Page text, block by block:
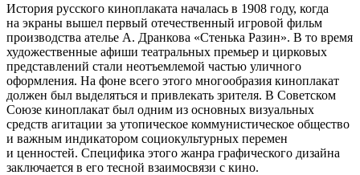
История русского киноплаката началась в 1908 году, когда
на экраны вышел первый отечественный игровой фильм
производства ателье А. Дранкова «Стенька Разин». В то время
художественные афиши театральных премьер и цирковых
представлений стали неотъемлемой частью уличного
оформления. На фоне всего этого многообразия киноплакат
должен был выделяться и привлекать зрителя. В Советском
Союзе киноплакат был одним из основных визуальных
средств агитации за утопическое коммунистическое общество
и важным индикатором социокультурных перемен
и ценностей. Специфика этого жанра графического дизайна
заключается в его тесной взаимосвязи с кино.